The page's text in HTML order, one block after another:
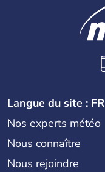
Langue du site : FR
Nos experts météo
Nous connaître
Nous rejoindre